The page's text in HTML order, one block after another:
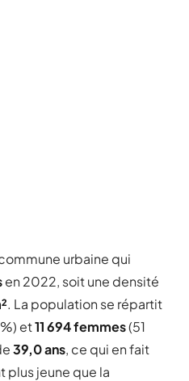
urbaine qui
en 2022, soit une densité
. La population se répartit
et11 694 femmes(51
39,0 ans, ce qui en fait
plus jeune que la